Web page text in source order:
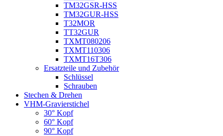
TM32GSR-HSS
TM32GUR-HSS
T32MOR
TT32GUR
TXMT080206
TXMT110306
TXMT16T306
Ersatzteile und Zubehör
Schlüssel
Schrauben
Stechen & Drehen
VHM-Gravierstichel
30° Kopf
60° Kopf
90° Kopf